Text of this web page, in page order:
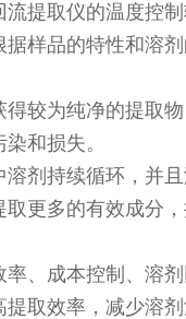
流提取仪的温度控
据样品的特性和溶
较为纯净的提取
染和损失。
溶剂持续循环，并
取更多的有效成分
、成本控制、溶
取效率，减少溶